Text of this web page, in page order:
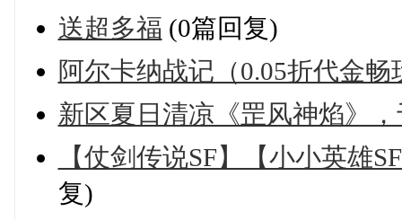
送超多福 (0篇回复)
阿尔卡纳战记（0.05折代金畅
新区夏日清凉《罡风神焰》
【仗剑传说SF】【小小英雄
复)